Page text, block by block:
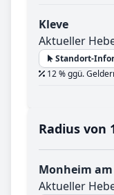
Kleve
Aktueller
Standort-
12 % ggü.
Radius von
Monheim
Aktueller